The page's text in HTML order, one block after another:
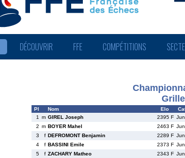
DÉCOUVRIR FFE COMPÉTITIONS
Pl Nom Elo
1
m GIREL Joseph 2395 F
2 m BOYER Mahel 2463 F
3
f DEFROMONT Benjamin 2289 F
4
f BASSINI Emile 2373 F
5
f ZACHARY Matheo 2343 F